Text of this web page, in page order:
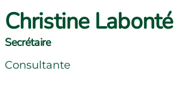
Christine Labonté
Secrétaire
Consultante